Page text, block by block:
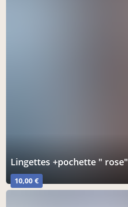
lingettes +pochette " rose"
10,00 €